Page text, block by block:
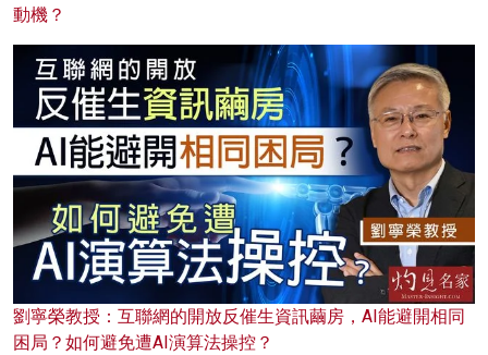
動機？
劉寧榮教授：互聯網的開放反催生資訊繭房，AI能避開相同
困局？如何避免遭AI演算法操控？